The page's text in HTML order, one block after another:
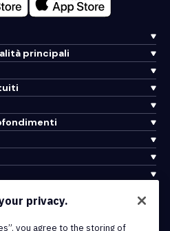
principali
privacy.
you agree to the storing of